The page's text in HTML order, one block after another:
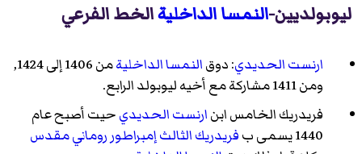
ليوبولديين-النمسا الداخليةالخط الفرعي
ارنست الحديدي: دوقالنمسا الداخلية
من 1406 إلى 1424,
ومن 1411 مشاركة مع أخيه
ليوبولد الرابع.
فريدريك الخامسابنارنست الحديديحيت أصبح عام
1440 يسمى ب
فريدريك الثالثإمبراطور روماني مقدس